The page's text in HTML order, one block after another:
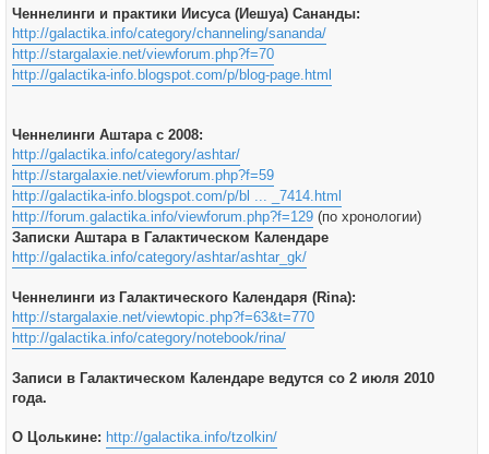
Ченнелинги и практики Иисуса (Иешуа) Сананды:
http://galactika.info/category/channeling/sananda/
http://stargalaxie.net/viewforum.php?f=70
http://galactika-info.blogspot.com/p/blog-page.html
Ченнелинги Аштара с 2008:
http://galactika.info/category/ashtar/
http://stargalaxie.net/viewforum.php?f=59
http://galactika-info.blogspot.com/p/bl ... _7414.html
http://forum.galactika.info/viewforum.php?f=129 (по хронологии)
Записки Аштара в Галактическом Календаре
http://galactika.info/category/ashtar/ashtar_gk/
Ченнелинги из Галактического Календаря (Rina):
http://stargalaxie.net/viewtopic.php?f=63&t=770
http://galactika.info/category/notebook/rina/
Записи в Галактическом Календаре ведутся со 2 июля 2010
года.
О Цолькине: http://galactika.info/tzolkin/